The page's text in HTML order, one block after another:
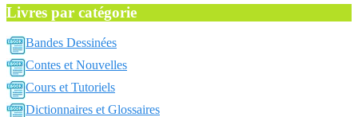
Livres par catégorie
Bandes Dessinées
Contes et Nouvelles
Cours et Tutoriels
Dictionnaires et Glossaires